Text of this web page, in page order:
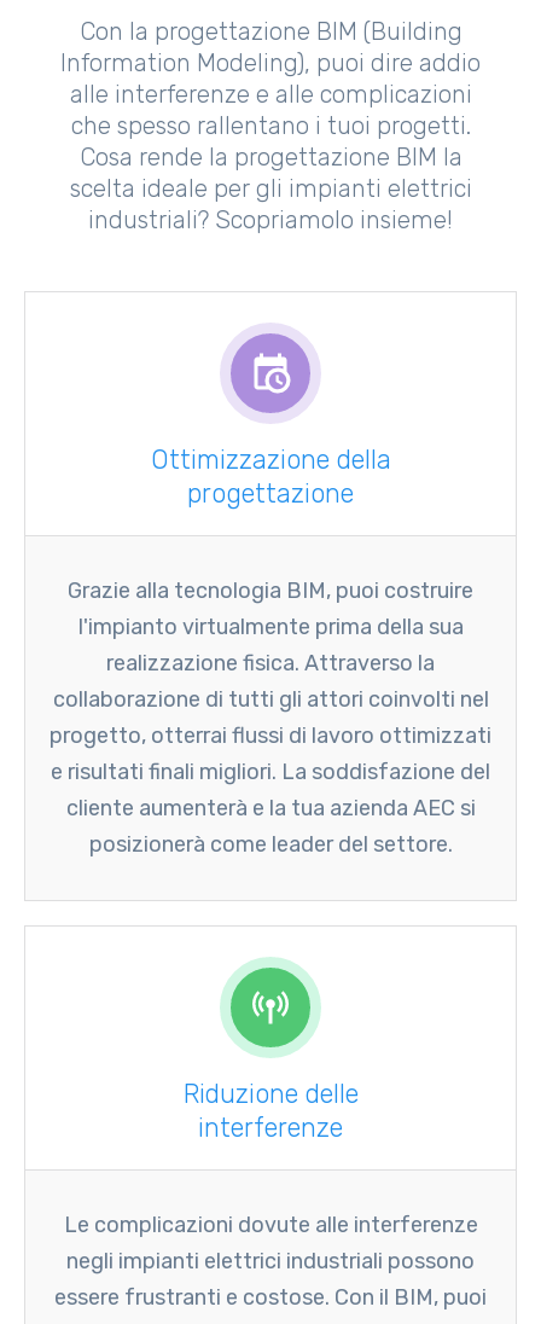
Con la progettazione BIM (Building
Information Modeling), puoi dire addio
alle interferenze e alle complicazioni
che spesso rallentano i tuoi progetti.
Cosa rende la progettazione BIM la
scelta ideale per gli impianti elettrici
industriali? Scopriamolo insieme!
Ottimizzazione della
progettazione
Grazie alla tecnologia BIM, puoi costruire
l'impianto virtualmente prima della sua
realizzazione fisica. Attraverso la
collaborazione di tutti gli attori coinvolti nel
progetto, otterrai flussi di lavoro ottimizzati
e risultati finali migliori. La soddisfazione del
cliente aumenterà e la tua azienda AEC si
posizionerà come leader del settore.
Riduzione delle
interferenze
Le complicazioni dovute alle interferenze
negli impianti elettrici industriali possono
essere frustranti e costose. Con il BIM, puoi